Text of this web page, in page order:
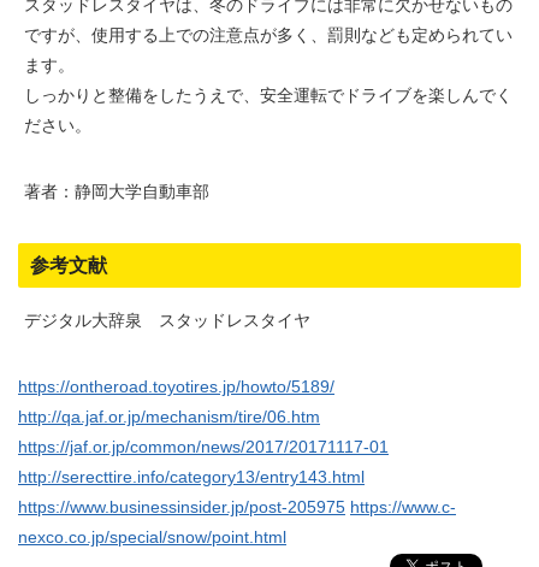
スタッドレスタイヤは、冬のドライブには非常に欠かせないもの
ですが、使用する上での注意点が多く、罰則なども定められてい
ます。
しっかりと整備をしたうえで、安全運転でドライブを楽しんでく
ださい。
著者：静岡大学自動車部
参考文献
デジタル大辞泉 スタッドレスタイヤ
https://ontheroad.toyotires.jp/howto/5189/
http://qa.jaf.or.jp/mechanism/tire/06.htm
https://jaf.or.jp/common/news/2017/20171117-01
http://serecttire.info/category13/entry143.html
https://www.businessinsider.jp/post-205975 https://www.c-
nexco.co.jp/special/snow/point.html